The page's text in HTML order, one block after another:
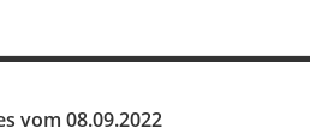
vom 08.09.2022